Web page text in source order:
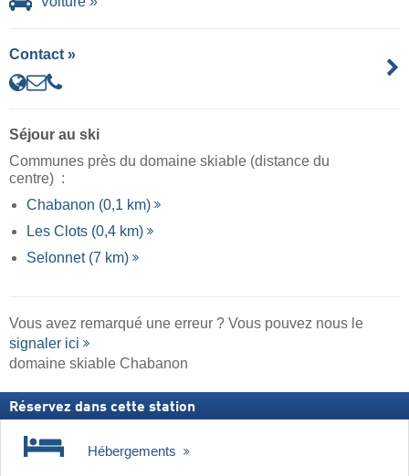
Contact »
Séjour au ski
Communes près du domaine skiable (distance du
centre) :
Chabanon (0,1 km)
Les Clots (0,4 km)
Selonnet (7 km)
Vous avez remarqué une erreur ? Vous pouvez nous le
signaler ici
domaine skiable Chabanon
Réservez dans cette station
Hébergements